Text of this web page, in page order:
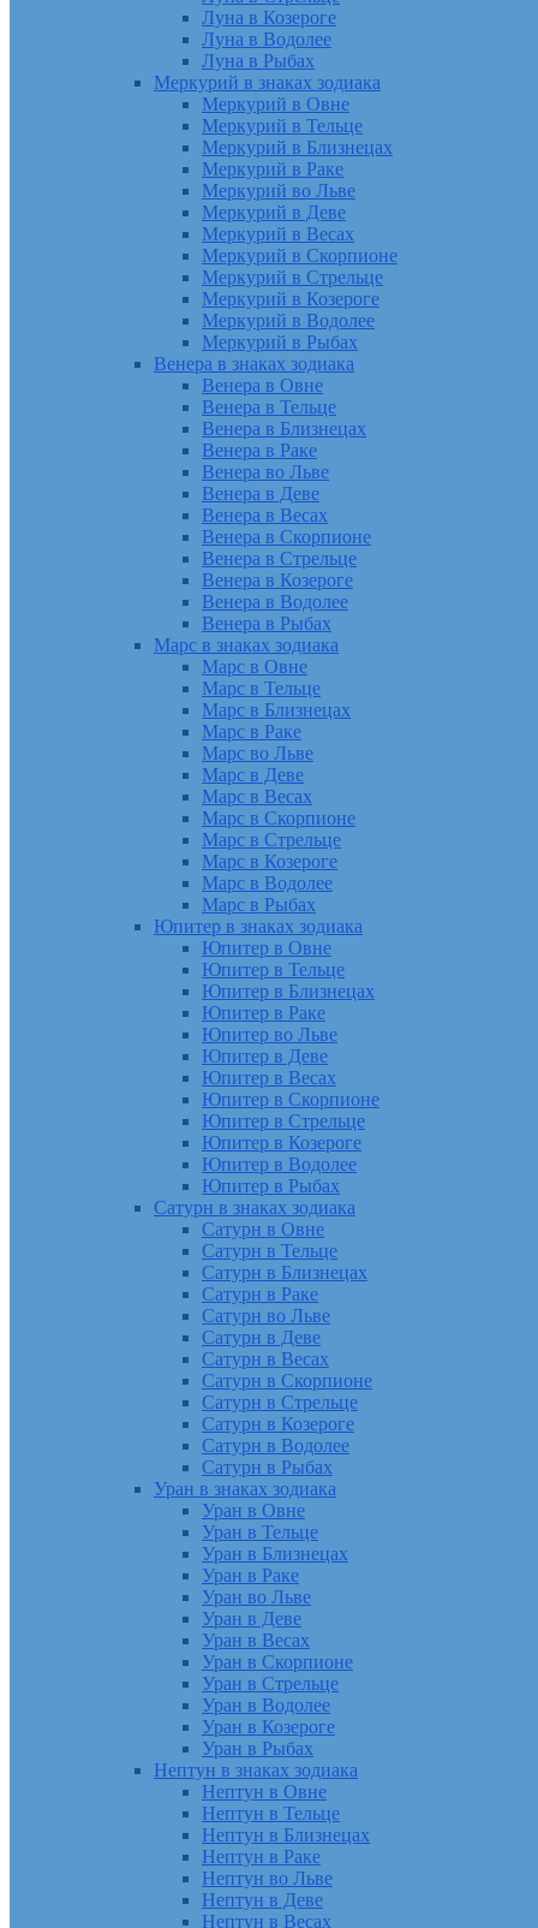
Луна в Козероге
Луна в Водолее
Луна в Рыбах
Меркурий в знаках зодиака
Меркурий в Овне
Меркурий в Тельце
Меркурий в Близнецах
Меркурий в Раке
Меркурий во Льве
Меркурий в Деве
Меркурий в Весах
Меркурий в Скорпионе
Меркурий в Стрельце
Меркурий в Козероге
Меркурий в Водолее
Меркурий в Рыбах
Венера в знаках зодиака
Венера в Овне
Венера в Тельце
Венера в Близнецах
Венера в Раке
Венера во Льве
Венера в Деве
Венера в Весах
Венера в Скорпионе
Венера в Стрельце
Венера в Козероге
Венера в Водолее
Венера в Рыбах
Марс в знаках зодиака
Марс в Овне
Марс в Тельце
Марс в Близнецах
Марс в Раке
Марс во Льве
Марс в Деве
Марс в Весах
Марс в Скорпионе
Марс в Стрельце
Марс в Козероге
Марс в Водолее
Марс в Рыбах
Юпитер в знаках зодиака
Юпитер в Овне
Юпитер в Тельце
Юпитер в Близнецах
Юпитер в Раке
Юпитер во Льве
Юпитер в Деве
Юпитер в Весах
Юпитер в Скорпионе
Юпитер в Стрельце
Юпитер в Козероге
Юпитер в Водолее
Юпитер в Рыбах
Сатурн в знаках зодиака
Сатурн в Овне
Сатурн в Тельце
Сатурн в Близнецах
Сатурн в Раке
Сатурн во Льве
Сатурн в Деве
Сатурн в Весах
Сатурн в Скорпионе
Сатурн в Стрельце
Сатурн в Козероге
Сатурн в Водолее
Сатурн в Рыбах
Уран в знаках зодиака
Уран в Овне
Уран в Тельце
Уран в Близнецах
Уран в Раке
Уран во Льве
Уран в Деве
Уран в Весах
Уран в Скорпионе
Уран в Стрельце
Уран в Водолее
Уран в Козероге
Уран в Рыбах
Нептун в знаках зодиака
Нептун в Овне
Нептун в Тельце
Нептун в Близнецах
Нептун в Раке
Нептун во Льве
Нептун в Деве
Нептун в Весах